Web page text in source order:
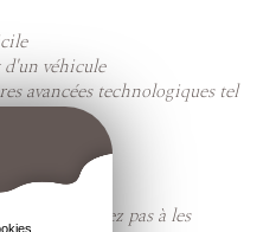
véhicule
avancées technologiques tel
n'hésitez pas à les